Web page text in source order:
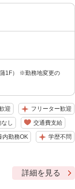
1F） ※勤務地変更の
迎 フリーター歓迎
し 交通費支給
内勤務OK 学歴不問
詳細を見る